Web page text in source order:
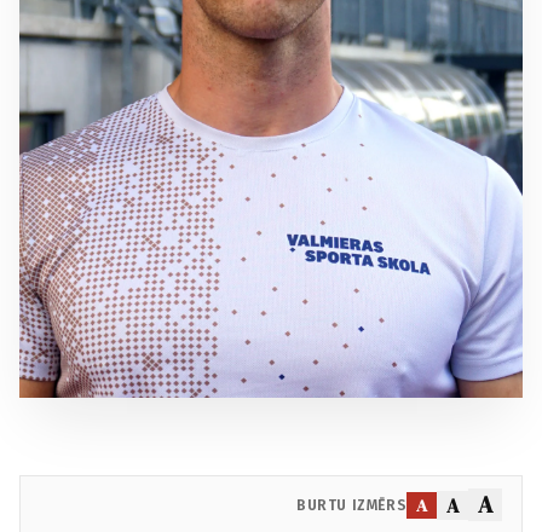
BURTU IZMĒRS A A A